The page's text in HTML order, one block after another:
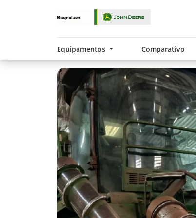
Equipamentos Comparativo